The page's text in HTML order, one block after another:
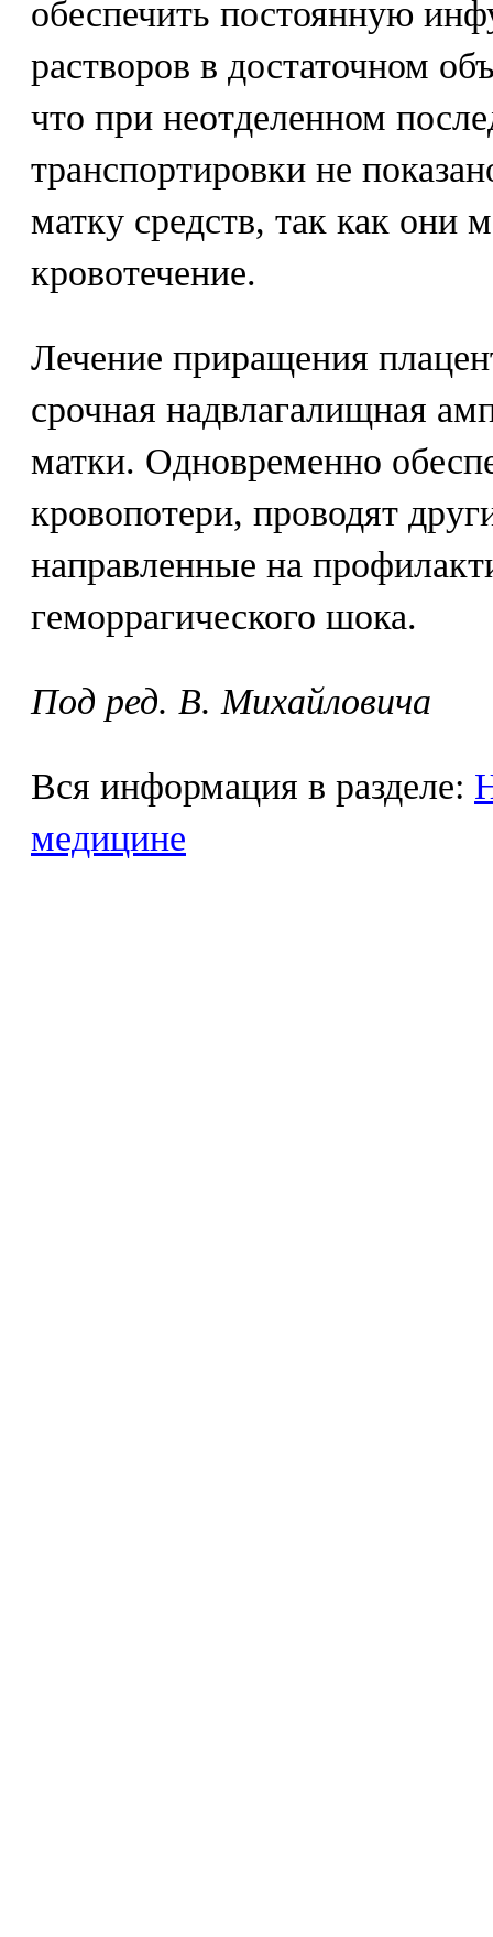
обеспечить постоянную
растворов в достаточном
что при неотделенном
транспортировки не
матку средств, так как они
кровотечение.
Лечение приращения
срочная надвлагалищная
матки. Одновременно
кровопотери, проводят
направленные на
геморрагического шока.
Под ред. В. Михайловича
Вся информация в разделе:
медицине